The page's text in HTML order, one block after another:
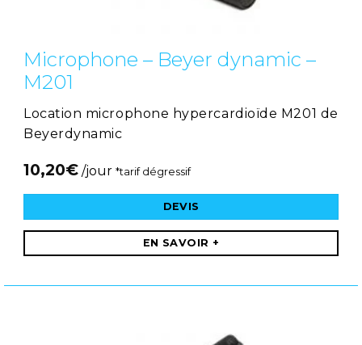
Microphone – Beyer dynamic –
M201
Location microphone hypercardioïde M201 de
Beyerdynamic
10,20€ /jour *tarif dégressif
DEVIS
EN SAVOIR +